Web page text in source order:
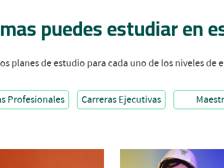
puedes estudiar en
planes de estudio para cada uno de los niveles de
Profesionales Carreras Ejecutivas